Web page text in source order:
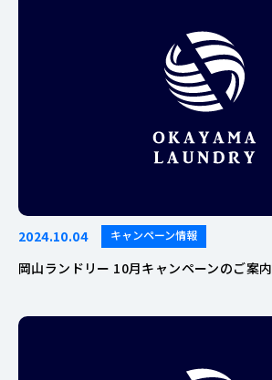
2024.10.04 キャンペーン情報
岡山ランドリー 10月キャンペーンのご案内